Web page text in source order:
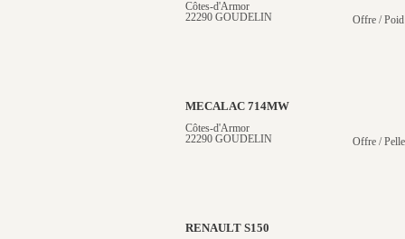
Côtes-d'Armor
22290 GOUDELIN
Offre /
MECALAC 714MW
Côtes-d'Armor
22290 GOUDELIN
Offre /
RENAULT S150